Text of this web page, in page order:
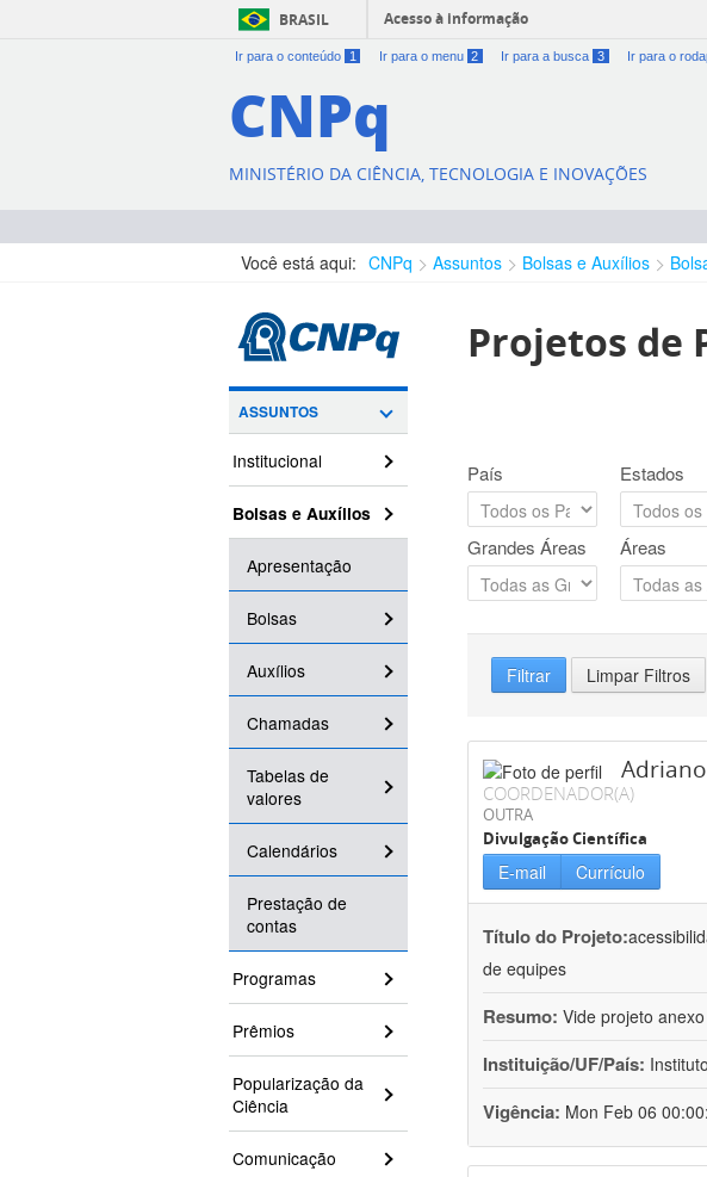
BRASIL Acesso à informação
Ir para o conteúdo 1 Ir para o menu 2 Ir para a busca 3 Ir para o
CNPq
MINISTÉRIO DA CIÊNCIA, TECNOLOGIA E INOVAÇÕES
Você está aqui: CNPq Assuntos Bolsas e Auxílios
ASSUNTOS
Institucional
Bolsas e Auxílios
Apresentação
Bolsas
Auxílios
Chamadas
Tabelas de
valores
Calendários
Prestação de
contas
Programas
Prêmios
Popularização da
Ciência
Comunicação
Projetos de
País Estados
Grandes Áreas Áreas
Filtrar Limpar Filtros
COORDENADOR(A)
OUTRA
Divulgação Científica
E-mail Currículo
Título do Projeto:
de equipes
Resumo: Vide projeto anexo
Instituição/UF/País:
Vigência: Mon Feb 06